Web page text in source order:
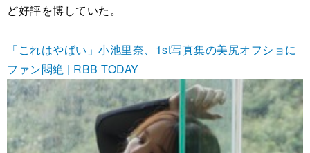
ど好評を博していた。
「これはやばい」小池里奈、1st写真集の美尻オフショに
ファン悶絶 | RBB TODAY